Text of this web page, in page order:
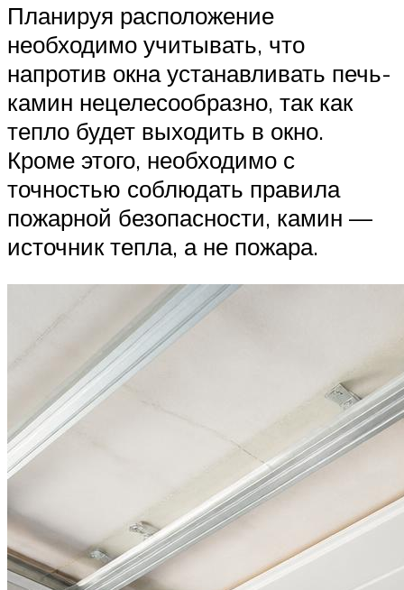
Планируя расположение
необходимо учитывать, что
напротив окна устанавливать печь-
камин нецелесообразно, так как
тепло будет выходить в окно.
Кроме этого, необходимо с
точностью соблюдать правила
пожарной безопасности, камин —
источник тепла, а не пожара.